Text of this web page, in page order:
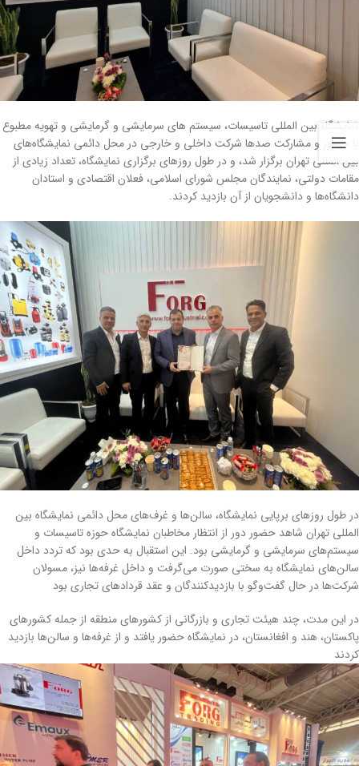
نمایشگاه بین المللی تاسیسات، سیستم ‎‌های سرمایشی و گرمایشی و تهویه مطبوع
با حضور و مشارکت صد‌ها شرکت داخلی و خارجی در محل دائمی نمایشگاه‌های
بین المللی تهران برگزار شد، و در طول روز‌های برگزاری نمایشگاه، تعداد زیادی از
مقامات دولتی، نمایندگان مجلس شورای اسلامی، فعلان اقتصادی و استادان
دانشگاه‌ها و دانشجویان از آن بازدید کردند.
در طول روز‌های برپایی نمایشگاه، سالن‌ها و غرف‌های محل دائمی نمایشگاه بین
المللی تهران شاهد حضور دور از انتظار مخاطبان نمایشگاه حوزه تاسیسات و
سیستم‌های سرمایشی و گرمایشی بود. این استقبال به حدی بود که تردد داخل
سالن‌های نمایشگاه به سختی صورت می‌گرفت و داخل غرفه‌ها نیز، مسولان
شرکت‌ها در حال گفت‌و‌گو با بازدیدکنندگان و عقد قرداد‌های تجاری بود
در این مدت، چند هیئت تجاری و بازرگانی از کشور‌های منطقه از جمله کشور‌های
پاکستان، هند و افغانستان، در نمایشگاه حضور یافتد و از غرفه‌ها و سالن‌ها بازدید
کردند